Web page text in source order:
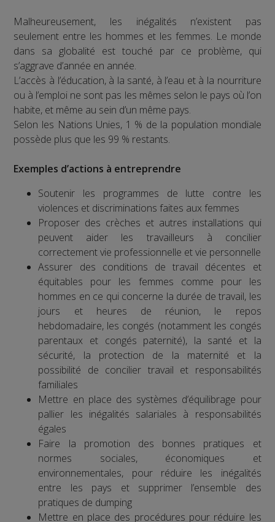
Malheureusement, les inégalités n’existent pas
seulement entre les hommes et les femmes. Le monde
dans sa globalité est touché par ce problème, qui
s’aggrave d’année en année.
L’accès à l’éducation, à la santé, à l’eau et à la nourriture
ou à l’emploi ne sont pas les mêmes selon le pays où l’on
habite, et même au sein d’un même pays.
Selon les Nations Unies, 1 % de la population mondiale
possède plus que les 99 % restants.
Exemples d’actions à entreprendre
Soutenir les programmes de lutte contre les
violences et discriminations faites aux femmes
Proposer des crèches et autres installations qui
peuvent aider les travailleurs à concilier
correctement vie professionnelle et vie personnelle
Assurer des conditions de travail décentes et
équitables pour les femmes comme pour les
hommes en ce qui concerne la durée de travail, les
jours et heures de réunion, le repos
hebdomadaire, les congés (notamment les congés
parentaux et congés paternité), la santé et la
sécurité, la protection de la maternité et la
possibilité de concilier travail et responsabilités
familiales
Mettre en place des systèmes d’équilibrage pour
pallier les inégalités salariales à responsabilités
égales
Faire la promotion des bonnes pratiques et
normes sociales, économiques et
environnementales, pour réduire les inégalités
entre les pays et supprimer l’ensemble des
pratiques de dumping
Mettre en place des procédures pour réduire les